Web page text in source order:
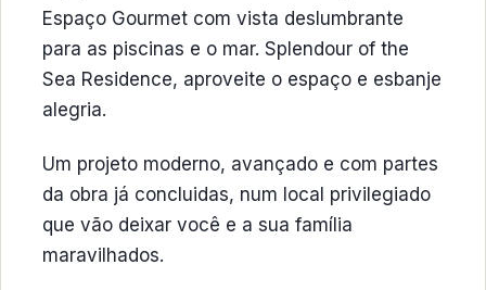
Espaço Gourmet com vista deslumbrante
para as piscinas e o mar. Splendour of the
Sea Residence, aproveite o espaço e esbanje
alegria.
Um projeto moderno, avançado e com partes
da obra já concluidas, num local privilegiado
que vão deixar você e a sua família
maravilhados.